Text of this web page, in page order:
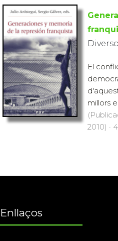
El
millors
2010) ·
Enllaços